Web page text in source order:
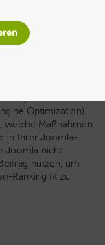
Optimization).
welche Maßnahmen
in Ihrer Joomla-
Joomla nicht
nutzen, um
Ranking fit zu